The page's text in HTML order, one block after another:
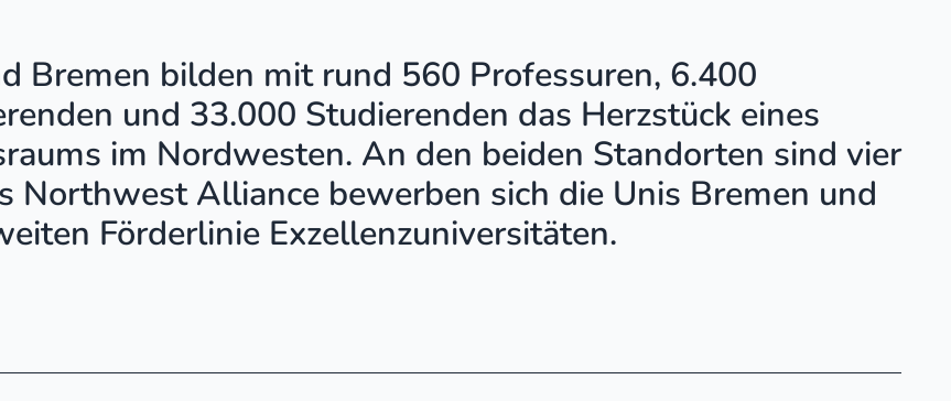
Bremen bilden mit rund 560 Professuren, 6.400
und 33.000 Studierenden das Herzstück eines
im Nordwesten. An den beiden Standorten sind vier
Northwest Alliance bewerben sich die Unis Bremen und
Förderlinie Exzellenzuniversitäten.